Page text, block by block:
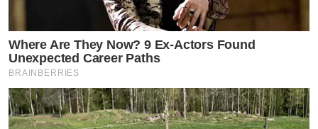
Where Are They Now? 9 Ex-Actors Found
Unexpected Career Paths
BRAINBERRIES